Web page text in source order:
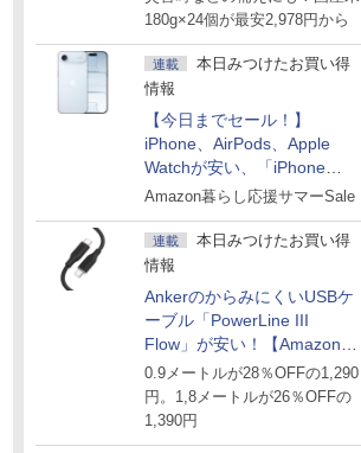
180g×24個が最安2,978円から
連載
本日みつけたお買い得
情報
【今日までセール！】
iPhone、AirPods、Apple
Watchが安い、「iPhone
Air」256GB版が139,800円な
Amazon暮らし応援サマーSale
連載
本日みつけたお買い得
情報
AnkerのからみにくいUSBケ
ーブル「PowerLine III
Flow」が安い！【Amazon暮
らし応援サマーSale】
0.9メートルが28％OFFの1,290
円。1,8メートルが26％OFFの
1,390円